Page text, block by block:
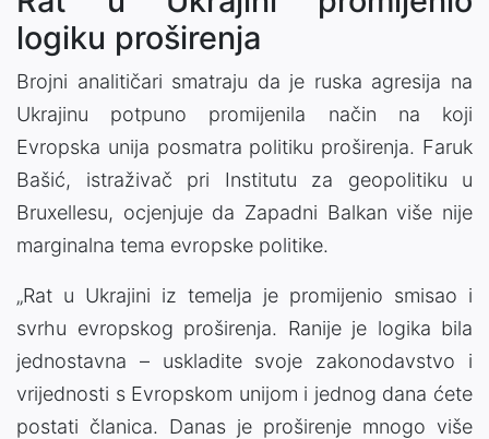
logiku proširenja
Brojni analitičari smatraju da je ruska agresija na
Ukrajinu potpuno promijenila način na koji
Evropska unija posmatra politiku proširenja. Faruk
Bašić, istraživač pri Institutu za geopolitiku u
Bruxellesu, ocjenjuje da Zapadni Balkan više nije
marginalna tema evropske politike.
„Rat u Ukrajini iz temelja je promijenio smisao i
svrhu evropskog proširenja. Ranije je logika bila
jednostavna – uskladite svoje zakonodavstvo i
vrijednosti s Evropskom unijom i jednog dana ćete
postati članica. Danas je proširenje mnogo više